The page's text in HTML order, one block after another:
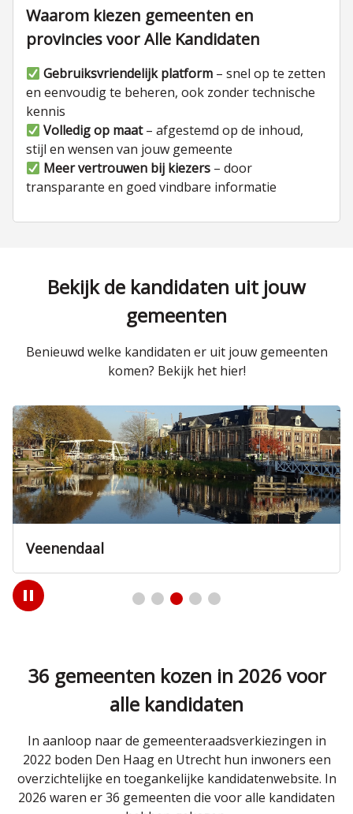
Waarom kiezen gemeenten en
provincies voor Alle Kandidaten
Gebruiksvriendelijk platform – snel op te zetten
en eenvoudig te beheren, ook zonder technische
kennis
Volledig op maat– afgestemd op de inhoud,
stijl en wensen van jouw gemeente
Meer vertrouwen bij kiezers – door
transparante en goed vindbare informatie
Bekijk de kandidaten uit jouw
gemeenten
Benieuwd welke kandidaten er uit jouw gemeenten
komen? Bekijk het hier!
Veenendaal
Play
/
36 gemeenten kozen in 2026 voor
alle kandidaten
In aanloop naar de gemeenteraadsverkiezingen in
2022 boden Den Haag en Utrecht hun inwoners een
overzichtelijke en toegankelijke kandidatenwebsite. In
2026 waren er 36 gemeenten die voor alle kandidaten